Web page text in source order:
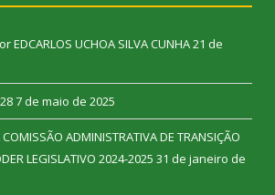
UCHOA SILVA CUNHA21 de
7 de maio de 2025
ADMINISTRATIVA DE TRANSIÇÃO
LEGISLATIVO 2024-2025 31 de janeiro de